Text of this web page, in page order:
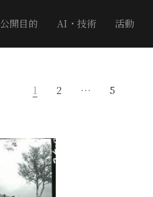
公開目的 AI・技術 活動
1 2 … 5